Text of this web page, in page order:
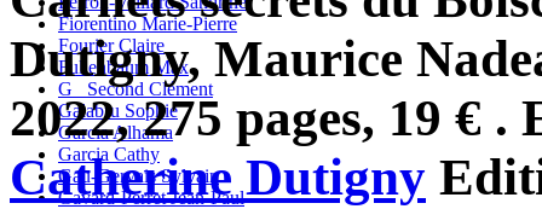
Fiorentino Marie-Pierre
Fourier Claire
Fullenbaum Max
G_ Second Clément
Galabru Sophie
Garcia Alhama
Garcia Cathy
Gau-Gervais Sylvain
Gavard-Perret Jean-Paul
Dutigny, Maurice
2022, 275 pages, 19 €
Catherine Dutigny